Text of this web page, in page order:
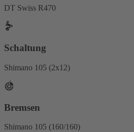
DT Swiss R470
Schaltung
Shimano 105 (2x12)
Bremsen
Shimano 105 (160/160)